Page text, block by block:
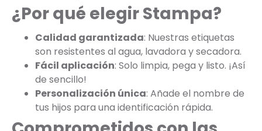
¿Por qué elegir Stampa?
Calidad garantizada: Nuestras etiquetas
son resistentes al agua, lavadora y secadora.
Fácil aplicación: Solo limpia, pega y listo. ¡Así
de sencillo!
Personalización única: Añade el nombre de
tus hijos para una identificación rápida.